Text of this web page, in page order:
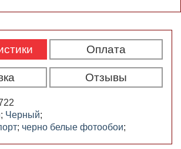
Оплата
Отзывы
; Черный;
; черно белые фотообои;